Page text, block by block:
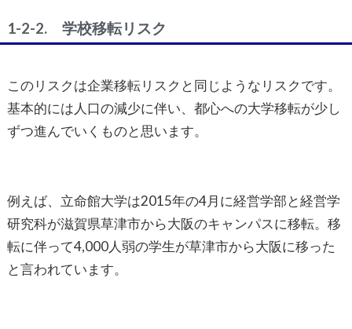
1-2-2. 学校移転リスク
このリスクは企業移転リスクと同じようなリスクです。
基本的には人口の減少に伴い、都心への大学移転が少し
ずつ進んでいくものと思います。
例えば、立命館大学は2015年の4月に経営学部と経営学
研究科が滋賀県草津市から大阪のキャンパスに移転。移
転に伴って4,000人弱の学生が草津市から大阪に移った
と言われています。